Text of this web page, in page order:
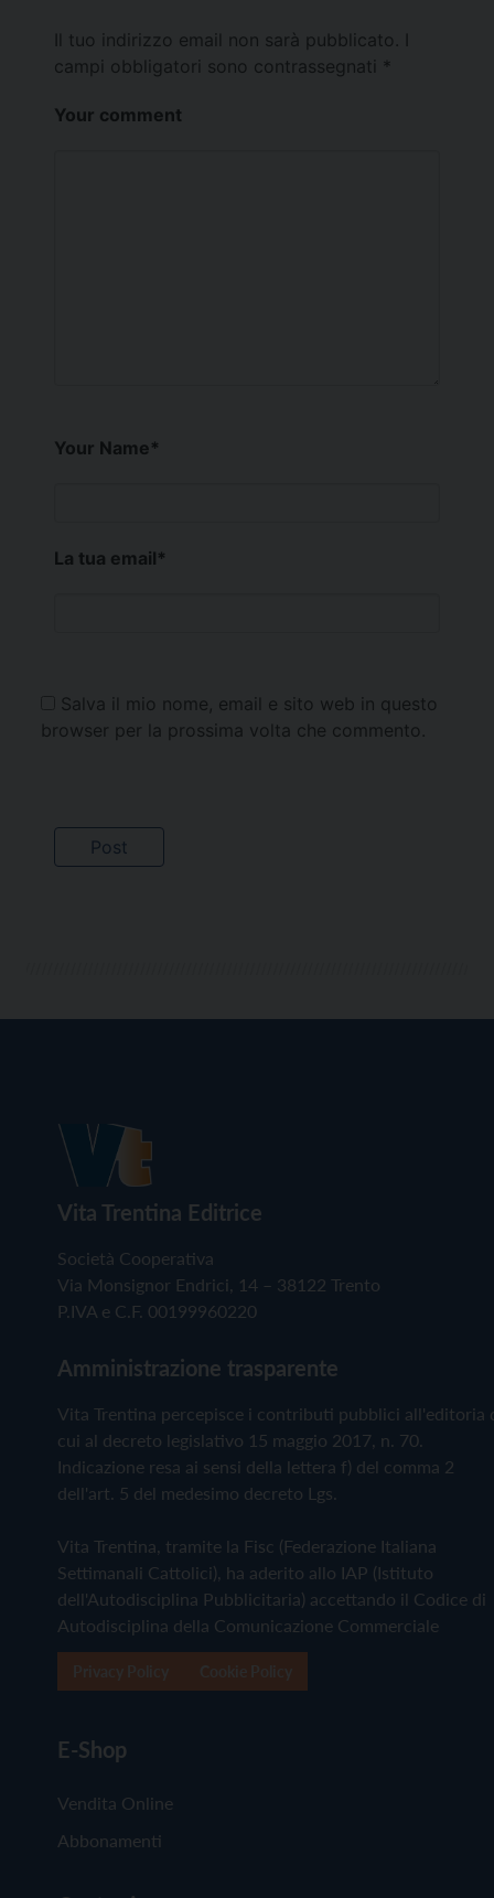
Il tuo indirizzo email non sarà pubblicato.
campi obbligatori sono contrassegnati *
Your comment
Your Name*
La tua email*
Salva il mio nome, email e sito web in questo
browser per la prossima volta che commento.
Vita Trentina Editrice
Società Cooperativa
Via Monsignor Endrici, 14 – 38122 Trento
P.IVA e C.F. 00199960220
Amministrazione trasparente
Vita Trentina percepisce i contributi pubblici all'editoria
cui al decreto legislativo 15 maggio 2017, n. 70.
Indicazione resa ai sensi della lettera f) del comma 2
dell'art. 5 del medesimo decreto Lgs.
Vita Trentina, tramite la Fisc (Federazione Italiana
Settimanali Cattolici), ha aderito allo IAP (Istituto
dell'Autodisciplina Pubblicitaria) accettando il Codice di
Autodisciplina della Comunicazione Commerciale
E-Shop
Vendita Online
Abbonamenti